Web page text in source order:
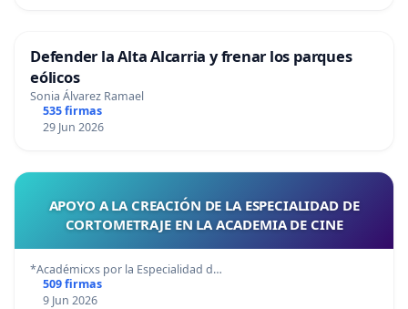
Defender la Alta Alcarria y frenar los parques
eólicos
Sonia Álvarez Ramael
535 firmas
29 Jun 2026
APOYO A LA CREACIÓN DE LA ESPECIALIDAD DE
CORTOMETRAJE EN LA ACADEMIA DE CINE
*Académicxs por la Especialidad d…
509 firmas
9 Jun 2026